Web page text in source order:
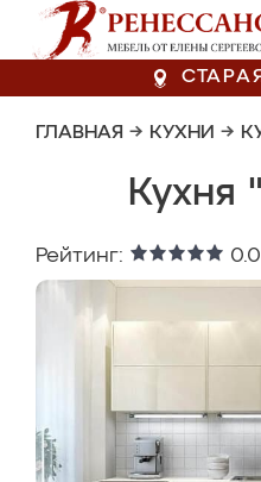
ГЛАВНАЯ → КУХНИ →
Кухня
Рейтинг: 0.0